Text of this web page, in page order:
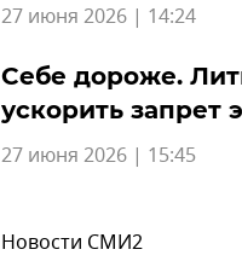
27 июня 2026 | 14:24
Себе дороже.
ускорить запрет
27 июня 2026 | 15:45
Новости СМИ2